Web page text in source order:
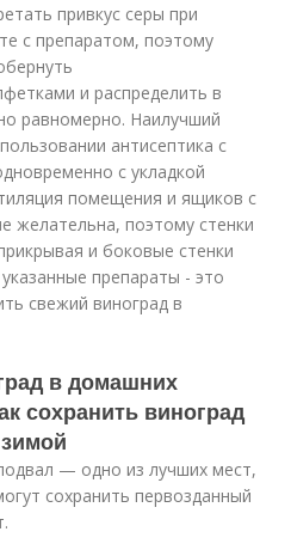
привкус серы при
с препаратом, поэтому
и распределить в
равномерно. Наилучший
антисептика с
с укладкой
помещения и ящиков с
желательна, поэтому стенки
и боковые стенки
препараты - это
свежий виноград в
в домашних
сохранить виноград
— одно из лучших мест,
сохранить первозданный